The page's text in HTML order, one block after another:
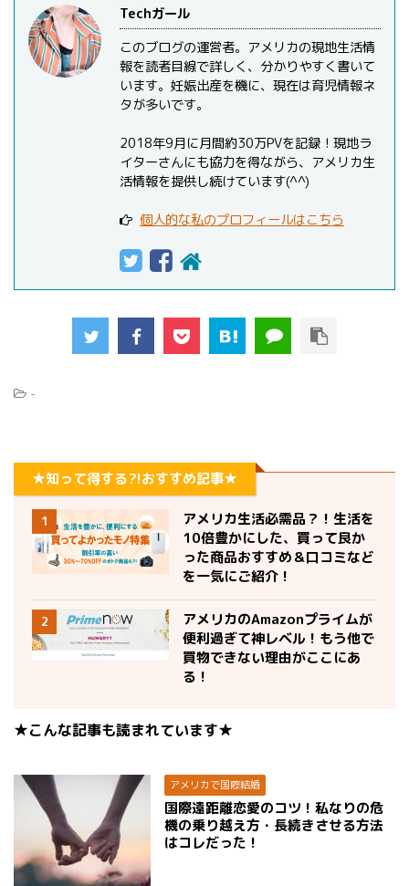
Techガール
このブログの運営者。アメリカの現地生活情
報を読者目線で詳しく、分かりやすく書いて
います。妊娠出産を機に、現在は育児情報ネ
タが多いです。
2018年9月に月間約30万PVを記録！現地ラ
イターさんにも協力を得ながら、アメリカ生
活情報を提供し続けています(^^)
個人的な私のプロフィールはこちら
-
★知って得する?!おすすめ記事★
1
アメリカ生活必需品？！生活を
10倍豊かにした、買って良か
った商品おすすめ＆口コミなど
を一気にご紹介！
2
アメリカのAmazonプライムが
便利過ぎて神レベル！もう他で
買物できない理由がここにあ
る！
★こんな記事も読まれています★
アメリカで国際結婚
国際遠距離恋愛のコツ！私なりの危
機の乗り越え方・長続きさせる方法
はコレだった！